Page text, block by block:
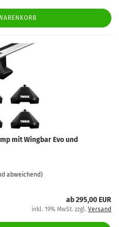
mit Wingbar Evo und
abweichend)
ab 295,00 EUR
inkl. 19% MwSt. zzgl. Versand